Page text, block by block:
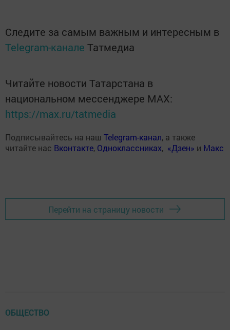
Следите за самым важным и интересным в
Telegram-канале Татмедиа
Читайте новости Татарстана в
национальном мессенджере MАХ:
https://max.ru/tatmedia
Подписывайтесь на наш Telegram-канал, а также
читайте нас Вконтакте, Одноклассниках, «Дзен» и Макс
Перейти на страницу новости
ОБЩЕСТВО